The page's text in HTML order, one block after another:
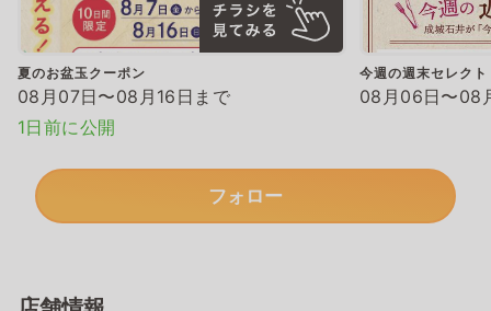
夏のお盆玉クーポン
08月07日〜08月16日まで
1日前に公開
今週の週末セレクト
08月06日〜08
フォロー